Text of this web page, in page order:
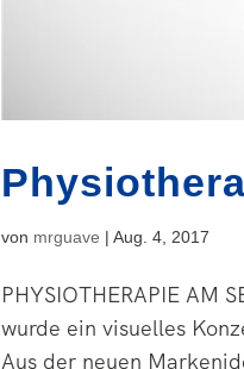
von mrguave |Aug. 4, 2017
PHYSIOTHERAPIE AM
wurde ein visuelles
Aus der neuen